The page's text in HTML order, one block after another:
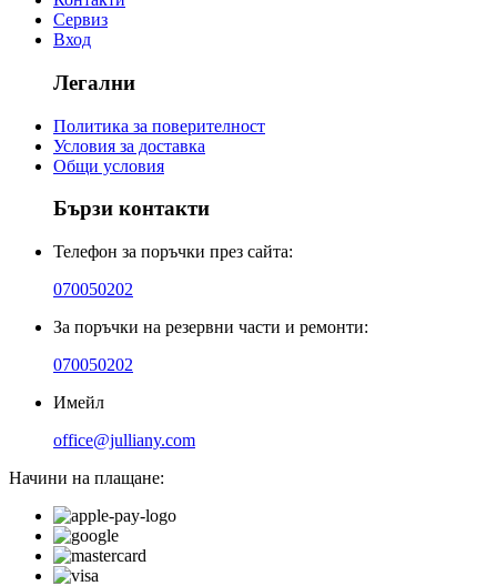
Сервиз
Вход
Легални
Политика за поверителност
Условия за доставка
Общи условия
Бързи контакти
Телефон за поръчки през сайта:
070050202
За поръчки на резервни части и ремонти:
070050202
Имейл
office@julliany.com
Начини на плащане: